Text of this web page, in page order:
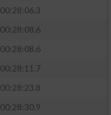
00:28:06.3
00:28:08.6
00:28:08.6
00:28:11.7
00:28:23.8
00:28:30.9